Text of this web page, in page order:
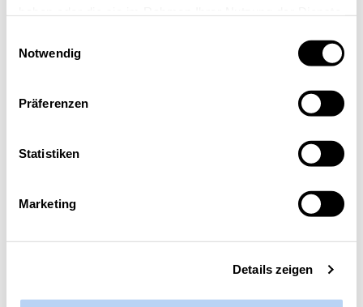
Notwendig
Präferenzen
Statistiken
Marketing
Details zeigen
DWNRW-Online-Event: MathWorks
(MATLAB) Presentation @